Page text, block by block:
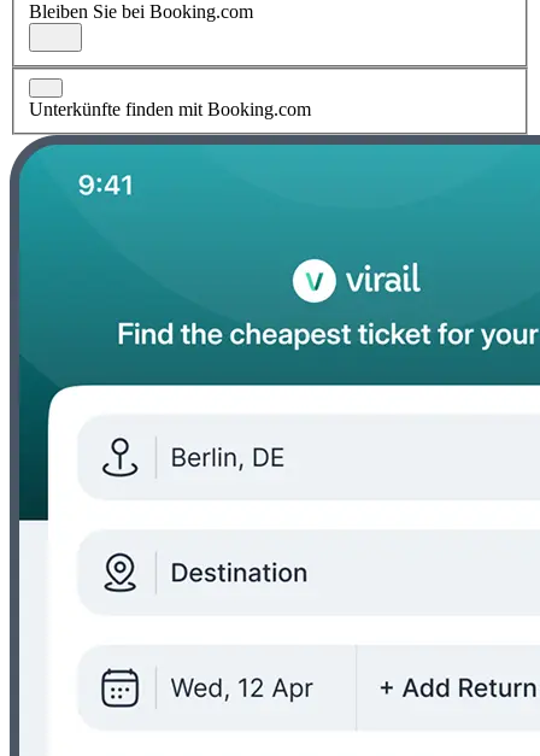
Bleiben Sie bei Booking.com
Unterkünfte finden mit Booking.com